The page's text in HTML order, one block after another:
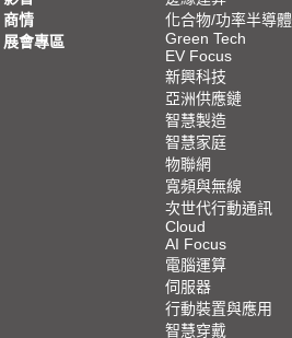
商情
展會專區
化合物/功率半導體
Green Tech
EV Focus
新興科技
亞洲供應鏈
智慧製造
智慧家庭
物聯網
寬頻與無線
次世代行動通訊
Cloud
AI Focus
電腦運算
伺服器
行動裝置與應用
智慧穿戴